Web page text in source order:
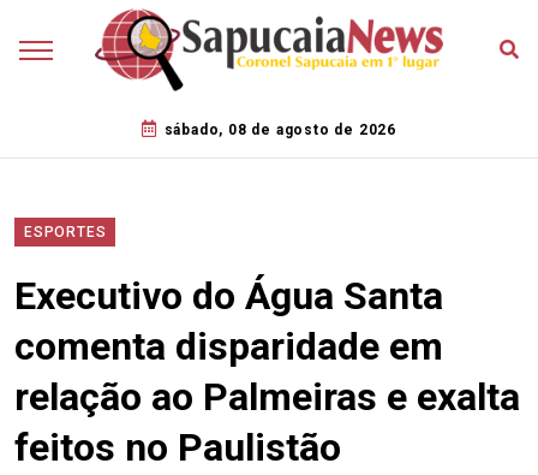
sábado, 08 de agosto de 2026
ESPORTES
Executivo do Água Santa
comenta disparidade em
relação ao Palmeiras e exalta
feitos no Paulistão